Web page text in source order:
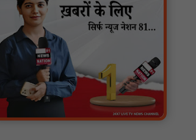
पारस पोर्टल से होगी योजनाओं की नियमित समीक्षा,
मुख्यमंत्री विष्णुदेव साय ने दिए समयबद्ध क्रियान्वयन
के निर्देश : NN81
सोलर हाई मास्ट से रोशन हो रहे वनांचल के गांव,
नियद नेल्लानार ग्रामों में बढ़ी सुरक्षा और सुविधा :
सरस्वती साइकिल योजना के तहत 18 छात्राओं को
साइकिल वितरण, 'एक पेड़ माँ के नाम' अभियान में
हुआ वृक्षारोपण : NN81